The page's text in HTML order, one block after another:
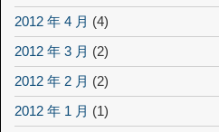
2012 年 4 月 (4)
2012 年 3 月 (2)
2012 年 2 月 (2)
2012 年 1 月 (1)